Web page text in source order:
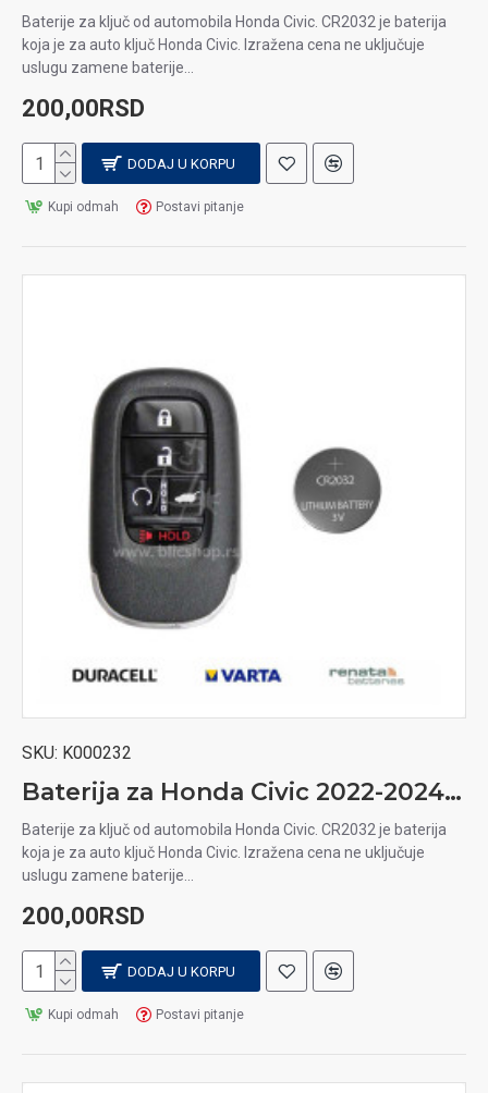
Baterije za ključ od automobila Honda Civic. CR2032 je baterija
koja je za auto ključ Honda Civic. Izražena cena ne uključuje
uslugu zamene baterije...
200,00RSD
DODAJ U KORPU
Kupi odmah Postavi pitanje
SKU: K000232
Baterija za Honda Civic 2022-2024 auto ključ
Baterije za ključ od automobila Honda Civic. CR2032 je baterija
koja je za auto ključ Honda Civic. Izražena cena ne uključuje
uslugu zamene baterije...
200,00RSD
DODAJ U KORPU
Kupi odmah Postavi pitanje